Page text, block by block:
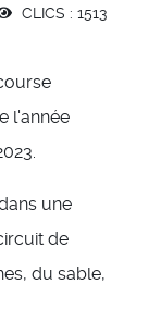
CLICS : 1513
l'année
une
de
du sable,